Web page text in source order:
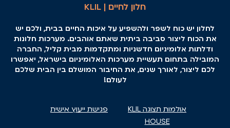
חלון לחיים | KLIL
לחלון יש כוח לשפר ולהשפיע על איכות החיים בבית, ולכם יש
את הכוח ליצור סביבה ביתית שאתם אוהבים. מערכות חלונות
ודלתות אלומיניום חדשניות ומתקדמות מבית קליל, החברה
המובילה בתחום תעשיית מערכות האלומיניום בישראל, יאפשרו
לכם ליצור, לאורך שנים, את החיבור המושלם בין הבית שלכם
לעולם!
אולמות תצוגה KLIL
HOUSE
פגישת ייעוץ אישית